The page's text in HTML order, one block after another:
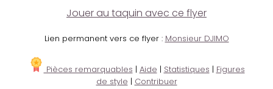
Jouer au taquin avec ce flyer
Lien permanent vers ce flyer : Monsieur DJIMO
Pièces remarquables | Aide | Statistiques | Figures
de style | Contribuer